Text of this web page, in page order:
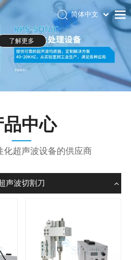
简体中文
Español
Pусский
العربية
了解更多
品中心
化超声波设备的供应商
声波切割刀